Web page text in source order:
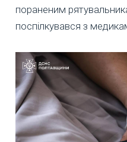
пораненим
поспілкувався з